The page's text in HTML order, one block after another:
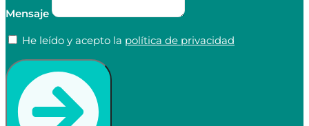
Mensaje
He leído y acepto la política de privacidad